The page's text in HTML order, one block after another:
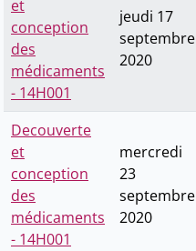
et
conception
des
médicaments
- 14H001
jeudi 17
septembre
2020
Decouverte
et
conception
des
médicaments
- 14H001
mercredi
23
septembre
2020